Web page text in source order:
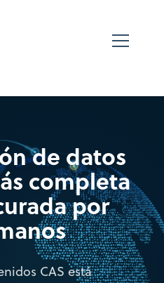
de datos
completa
por
CAS está